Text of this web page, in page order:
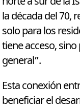
la década del 70,
solo para los
tiene acceso,
general”.
Esta conexión
beneficiar el